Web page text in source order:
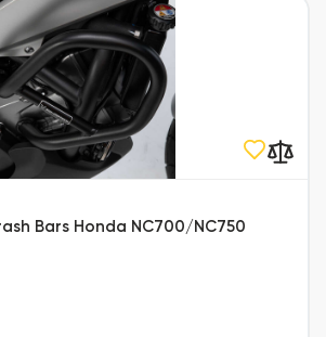
Bars Honda NC700/NC750